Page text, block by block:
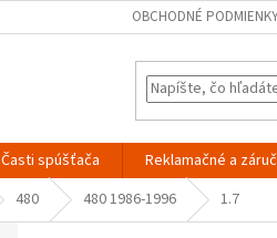
OBCHODNÉ
Časti spúšťača Reklamačné a
480 480 1986-1996 1.7